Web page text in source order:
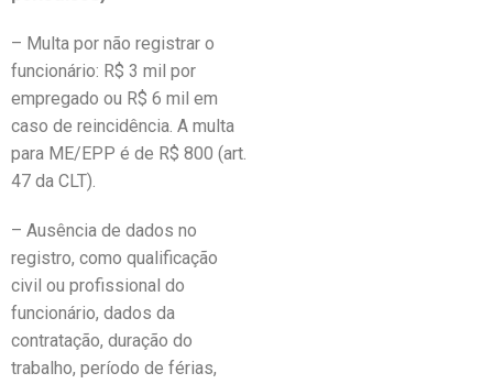
– Multa por não registrar o
funcionário: R$ 3 mil por
empregado ou R$ 6 mil em
caso de reincidência. A multa
para ME/EPP é de R$ 800 (art.
47 da CLT).
– Ausência de dados no
registro, como qualificação
civil ou profissional do
funcionário, dados da
contratação, duração do
trabalho, período de férias,